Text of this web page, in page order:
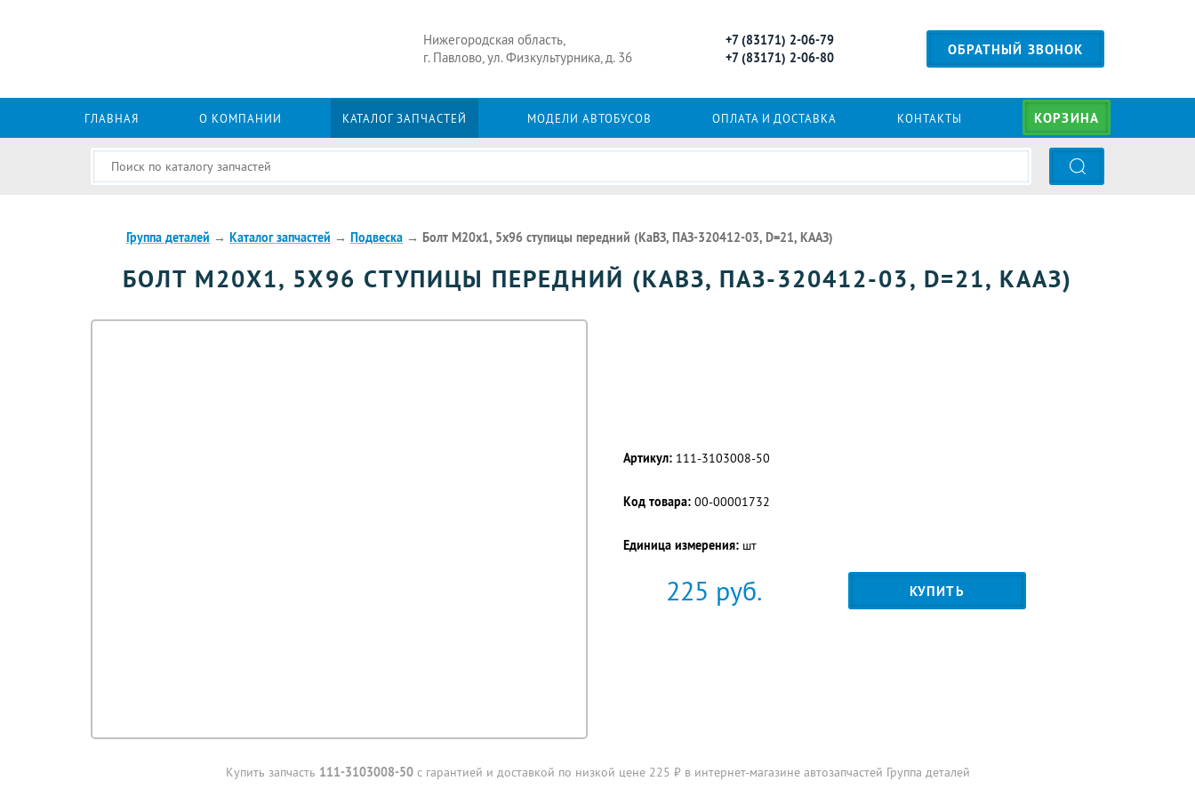
Группа деталей → Каталог запчастей → Подвеска → Болт М20х1, 5х96 ступицы передний (КаВЗ, ПАЗ-320412-03, D=21, КААЗ)
БОЛТ М20Х1, 5Х96 СТУПИЦЫ ПЕРЕДНИЙ (КАВЗ, ПАЗ-320412-03, D=21, КААЗ)
Артикул: 111-3103008-50
Код товара: 00-00001732
Единица измерения: шт
225 руб. КУПИТЬ
Купить запчасть 111-3103008-50с гарантией и доставкой по низкой цене 225 ₽ в интернет-магазине автозапчастей Группа деталей
Нижегородская область,
г. Павлово, ул. Физкультурника, д. 36
+7 (83171) 2-06-79
+7 (83171) 2-06-80
ОБРАТНЫЙ ЗВОНОК
ГЛАВНАЯ О КОМПАНИИ КАТАЛОГ ЗАПЧАСТЕЙ МОДЕЛИ АВТОБУСОВ ОПЛАТА И ДОСТАВКА КОНТАКТЫ КОРЗИНА